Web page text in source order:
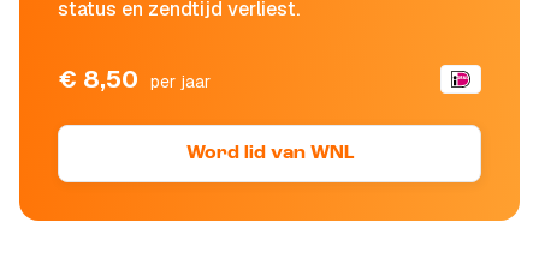
status en zendtijd verliest.
€ 8,50 per jaar
Word lid van WNL